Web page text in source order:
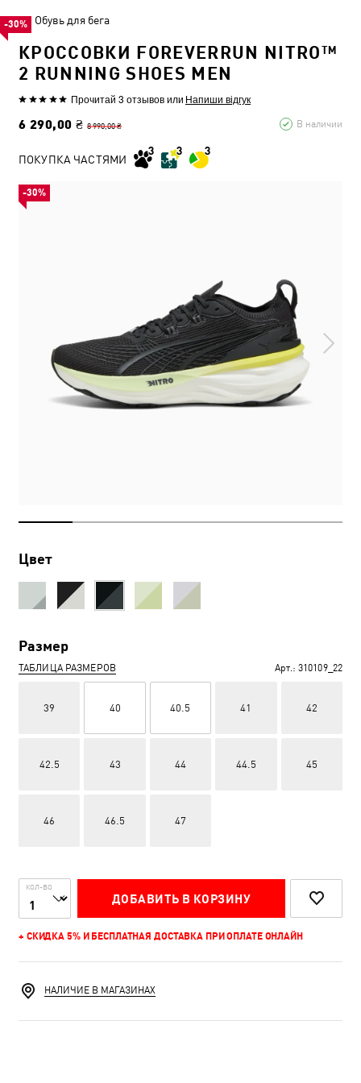
Обувь для бега
КРОССОВКИ FOREVERRUN NITRO™
2 RUNNING SHOES MEN
Прочитай 3 отзывовили Напиши відгук
6 290,00 ₴ 8 990,00 ₴ В наличии
-30%
ПОКУПКА ЧАСТЯМИ
Цвет
Размер
ТАБЛИЦА РАЗМЕРОВ Арт.: 310109_22
39 40 40.5 41 42
42.5 43 44 44.5 45
46 46.5 47
КОЛ-ВО
ДОБАВИТЬ В КОРЗИНУ
+ СКИДКА 5% И БЕСПЛАТНАЯ ДОСТАВКА ПРИ ОПЛАТЕ ОНЛАЙН
-30%
НАЛИЧИЕ В МАГАЗИНАХ